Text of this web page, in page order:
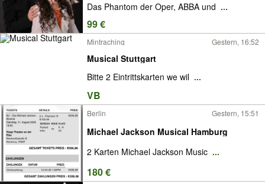
Das Phantom der Oper, ABBA und ...
99 €
Mintraching Gestern, 16:52
Musical Stuttgart
Bitte 2 Eintrittskarten we wil ...
VB
Berlin Gestern, 15:51
Michael Jackson Musical Hamburg
2 Karten Michael Jackson Music ...
180 €